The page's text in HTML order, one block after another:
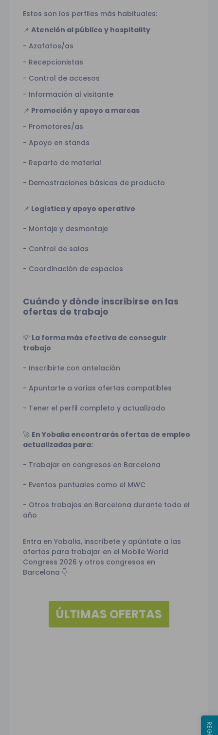
Estos son los perfiles más habituales:
📌 Atención al público y hospitality
- Azafatos/as
- Recepcionistas
- Control de accesos
- Información al visitante
📌 Promoción y apoyo a marcas
- Promotores/as
- Apoyo en stands
- Reparto de material
- Demostraciones básicas de producto
📌 Logística y apoyo operativo
- Montaje y desmontaje
- Control de salas
- Coordinación de espacios
Cuándo y dónde inscribirse en las
ofertas de trabajo
💡 La forma más efectiva de conseguir
trabajo
- Inscribirte con antelación
- Apuntarte a varias ofertas compatibles
- Tener el perfil completo y actualizado
🚀 En Yobalia encontrarás ofertas de empleo
actualizadas para:
- Trabajar en congresos en Barcelona
- Eventos puntuales como el MWC
- Otros trabajos en Barcelona durante todo el
año
Entra en Yobalia, inscríbete y apúntate a las
ofertas para trabajar en el Mobile World
Congress 2026 y otros congresos en
Barcelona 👇
ÚLTIMAS OFERTAS